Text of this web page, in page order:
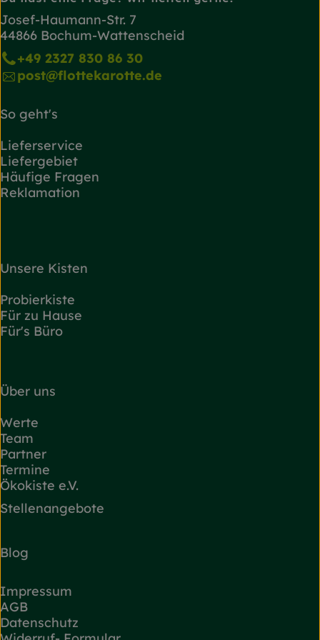
Josef-Haumann-Str. 7
44866 Bochum-Wattenscheid
+49 2327 830 86 30
post@flottekarotte.de
So geht's
Lieferservice
Liefergebiet
Häufige Fragen
Reklamation
Unsere Kisten
Probierkiste
Für zu Hause
Für's Büro
Über uns
Werte
Team
Partner
Termine
Ökokiste e.V.
Stellenangebote
Blog
Impressum
AGB
Datenschutz